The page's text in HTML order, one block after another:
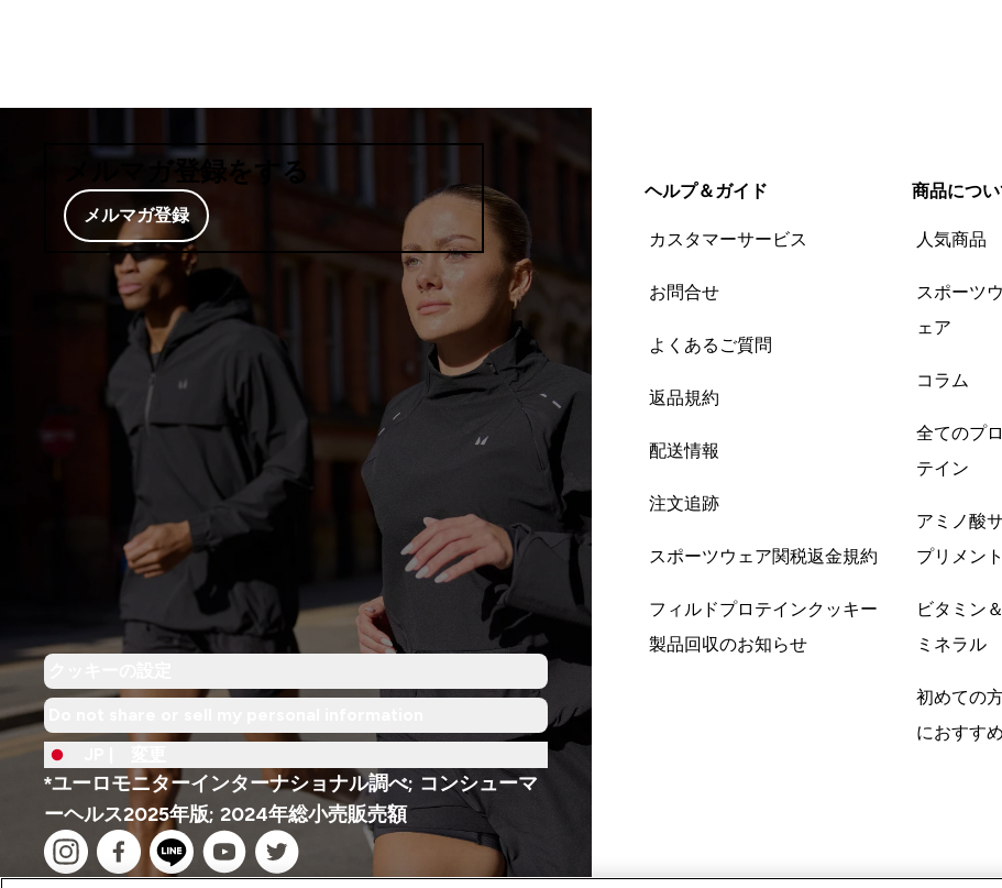
メルマガ登録をする
メルマガ登録
*ユーロモニターインターナショナル調べ; コンシューマ
ーヘルス2025年版; 2024年総小売販売額
ヘルプ＆ガイド
カスタマーサービス
お問合せ
よくあるご質問
返品規約
配送情報
注文追跡
スポーツウェア関税返金規約
フィルドプロテインクッキー
製品回収のお知らせ
商品につ
人気商品
スポーツウ
ェア
コラム
全てのプロ
テイン
アミノ酸サ
プリメント
ビタミン＆
ミネラル
初めての
におすすめ